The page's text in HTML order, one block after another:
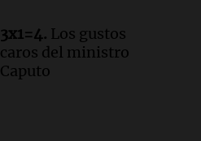
3x1=4. Los gustos
caros del ministro
Caputo